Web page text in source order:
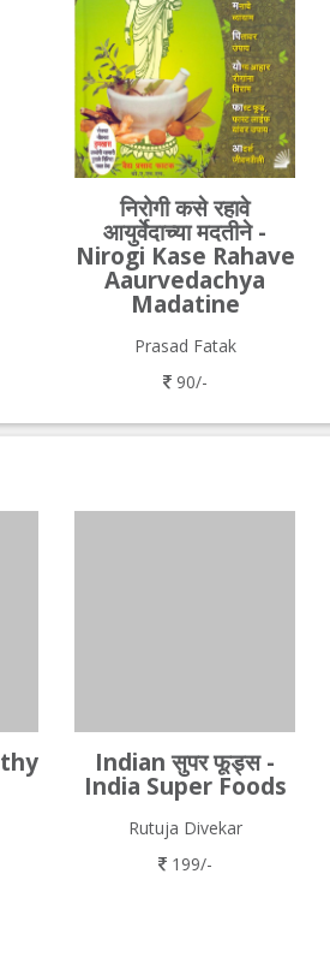
निरोगी कसे रहावे
आयुर्वेदाच्या मदतीने -
Nirogi Kase Rahave
Aaurvedachya
Madatine
Prasad Fatak
90/-
Indian सुपर फूड्स -
India Super Foods
Rutuja Divekar
199/-